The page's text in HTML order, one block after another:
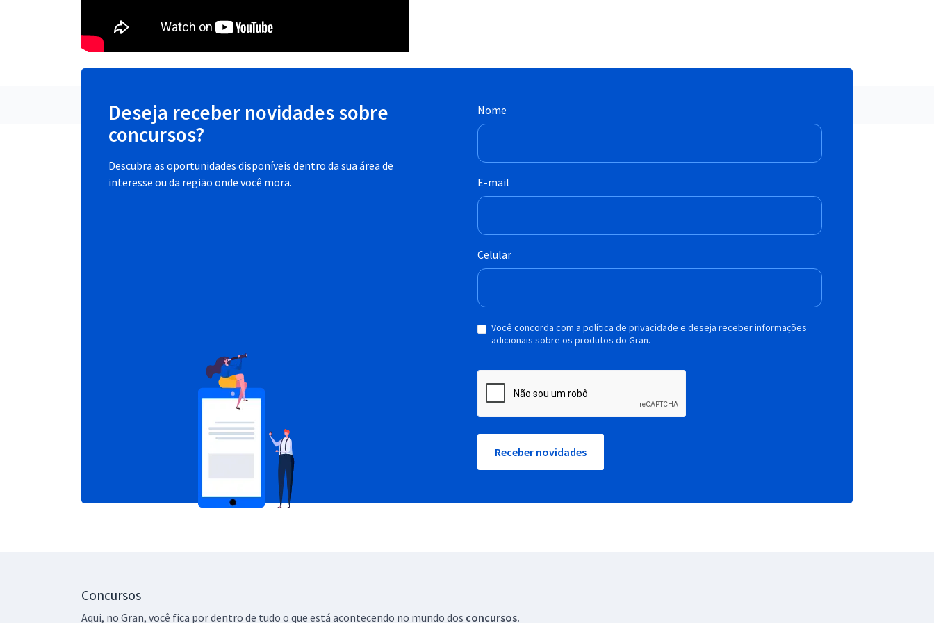
Deseja receber novidades sobre
concursos?
Descubra as oportunidades disponíveis dentro da sua área de
interesse ou da região onde você mora.
Nome
E-mail
Celular
Você concorda com a política de privacidade e deseja receber informações
adicionais sobre os produtos do Gran.
Receber novidades
Concursos
Aqui, no Gran, você fica por dentro de tudo o que está acontecendo no mundo dos concursos.